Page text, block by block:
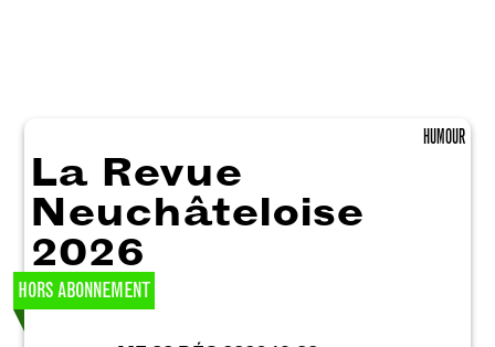
HUMOUR
La Revue
Neuchâteloise
2026
HORS ABONNEMENT